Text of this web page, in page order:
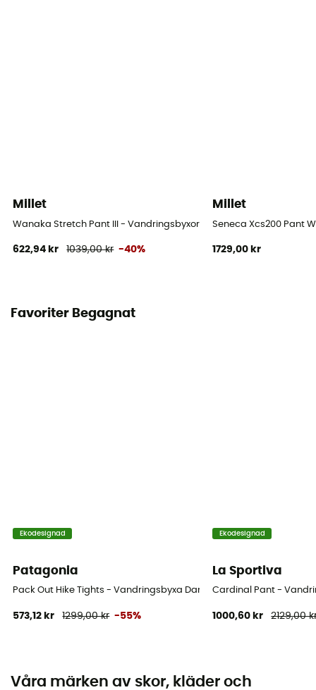
Millet
Wanaka Stretch Pant III - Vandringsbyxor - Dam
622,94 kr 1039,00 kr -40%
Millet
Seneca Xcs200 Pant
1729,00 kr
Favoriter Begagnat
Ekodesignad
Patagonia
Pack Out Hike Tights - Vandringsbyxa Dam
573,12 kr 1299,00 kr -55%
Ekodesignad
La Sportiva
Cardinal Pant -
1000,60 kr 2129,00
Våra märken av skor, kläder och